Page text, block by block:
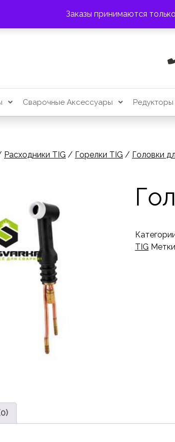
Заказы принимаются
Сварочные Аксессуары Редукторы
Расходники TIG / Горелки TIG / Головки
TIG